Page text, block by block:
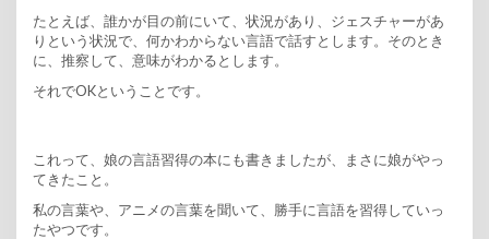
たとえば、誰かが目の前にいて、状況があり、ジェスチャーがあ
りという状況で、何かわからない言語で話すとします。そのとき
に、推察して、意味がわかるとします。
それでOKということです。
これって、娘の言語習得の本にも書きましたが、まさに娘がやっ
てきたこと。
私の言葉や、アニメの言葉を聞いて、勝手に言語を習得していっ
たやつです。